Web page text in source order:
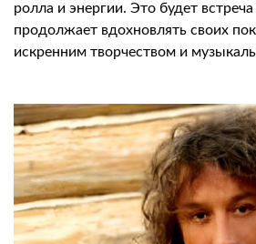
ролла и энергии. Это будет
продолжает вдохновлять своих
искренним творчеством и